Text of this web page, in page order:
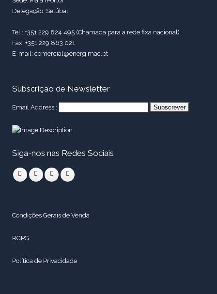
Delegação: Setúbal
Tel.: +351 229 824 495 (Chamada para a rede fixa nacional)
Fax: +351 229 863 021
E-mail: comercial@energimac.pt
Subscrição de Newsletter
Email Address :
Siga-nos nas Redes Sociais
Condições Gerais de Venda
RGPG
Política de Privacidade